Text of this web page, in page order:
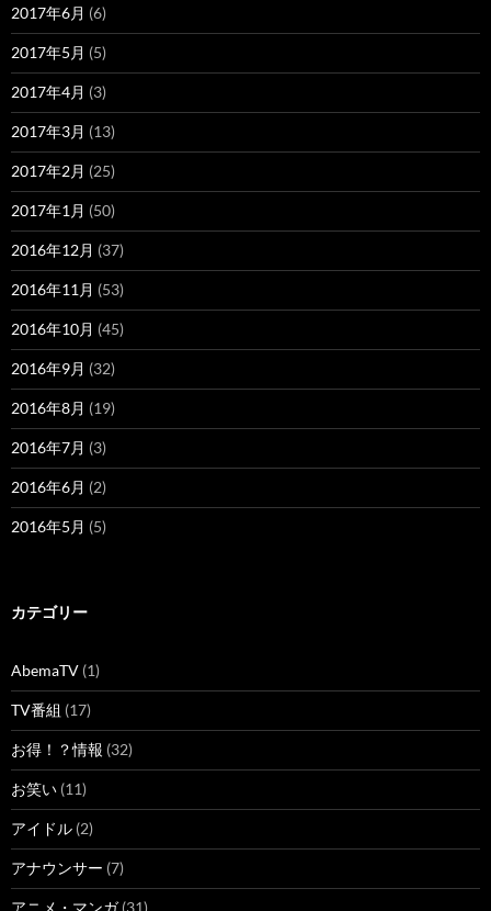
2017年6月 (6)
2017年5月 (5)
2017年4月 (3)
2017年3月 (13)
2017年2月 (25)
2017年1月 (50)
2016年12月 (37)
2016年11月 (53)
2016年10月 (45)
2016年9月 (32)
2016年8月 (19)
2016年7月 (3)
2016年6月 (2)
2016年5月 (5)
カテゴリー
AbemaTV (1)
TV番組 (17)
お得！？情報 (32)
お笑い (11)
アイドル (2)
アナウンサー (7)
アニメ・マンガ(31)